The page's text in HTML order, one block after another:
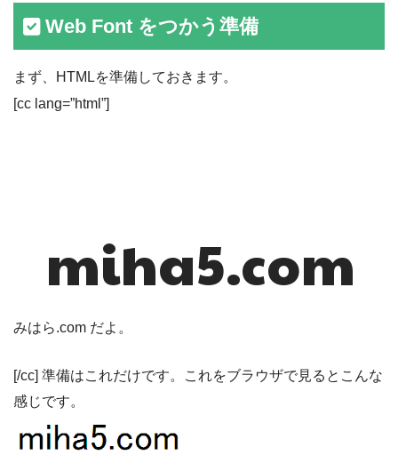
Web Font をつかう準備
まず、HTMLを準備しておきます。
[cc lang=”html”]
miha5.com
みはら.com だよ。
[/cc] 準備はこれだけです。これをブラウザで見るとこんな
感じです。